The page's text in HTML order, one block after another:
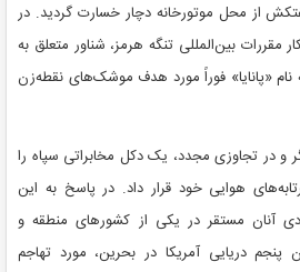
از محل موتورخانه دچار خسارت گردید. در
بین‌المللی تنگه هرمز، شناور متعلق به
«پانایا» فوراً مورد هدف موشک‌های نقطه‌زن
و در تجاوزی مجدد، یک دکل مخابراتی سپاه را
هوایی خود قرار داد. در پاسخ به این
آنان مستقر در یکی از کشورهای منطقه و
پنجم دریایی آمریکا در بحرین، مورد تهاجم